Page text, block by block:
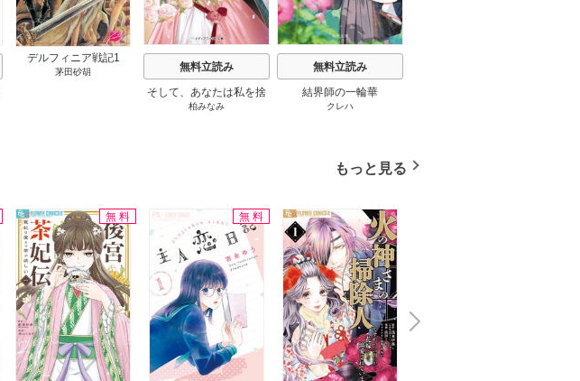
デルフィニア戦記1
茅田砂胡
無料立読み
そして、あなたは私を捨
てる
柏みなみ
無料立読み
結界師の一輪華
クレハ
もっと見る
無料 無料
N
e
x
t